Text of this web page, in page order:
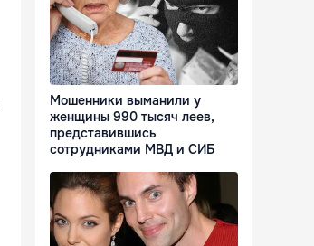
Мошенники выманили у
женщины 990 тысяч леев,
представившись
сотрудниками МВД и СИБ